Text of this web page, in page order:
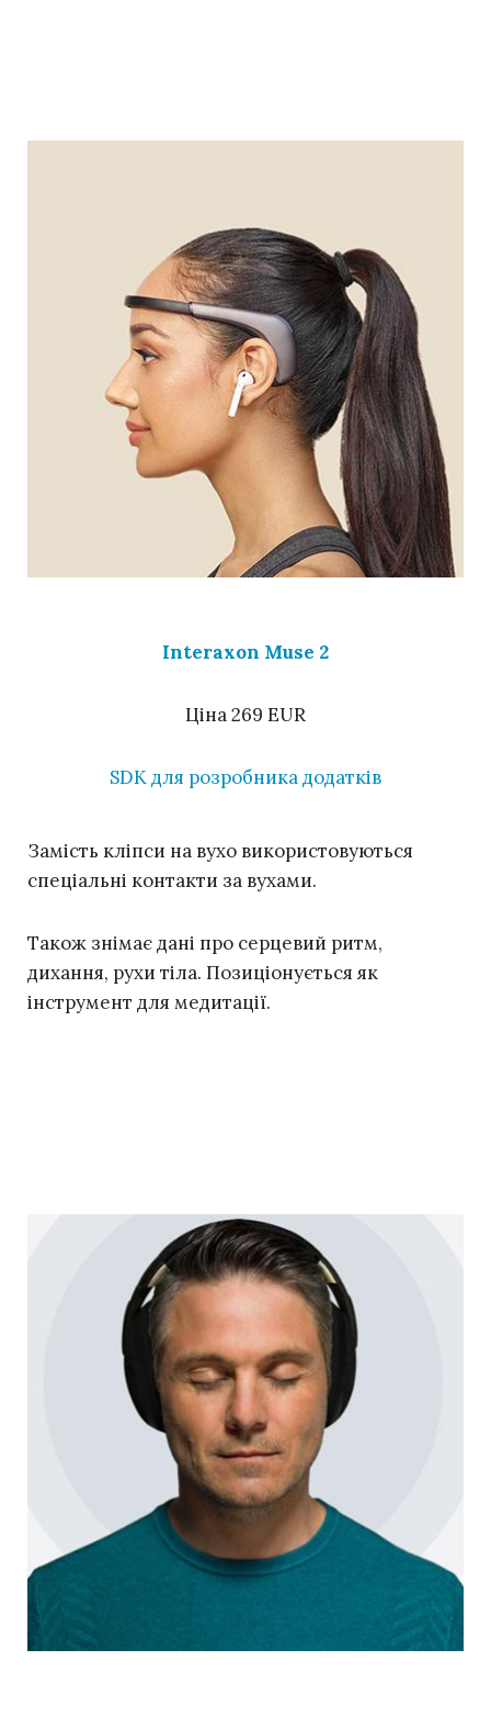
Interaxon Muse 2
Ціна 269 EUR
SDK для розробника додатків
Замість кліпси на вухо використовуються
спеціальні контакти за вухами.
Також знімає дані про серцевий ритм,
дихання, рухи тіла. Позиціонується як
інструмент для медитації.